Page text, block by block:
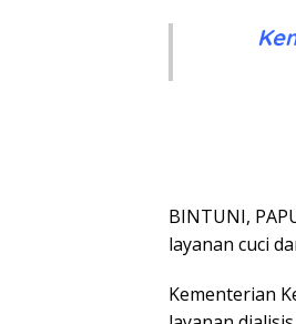
BINTUNI,
layanan cuci
Kementerian